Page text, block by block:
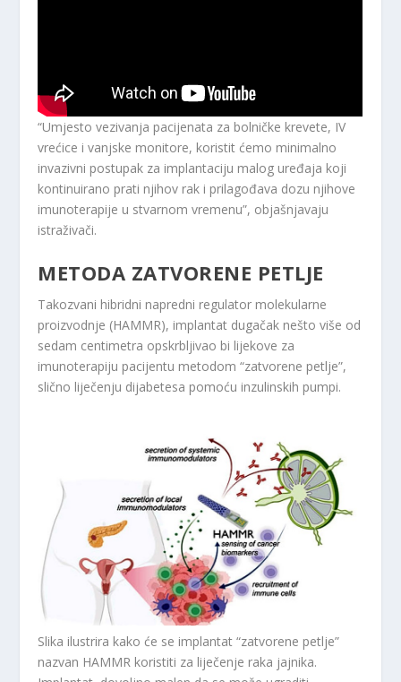
“Umjesto vezivanja pacijenata za bolničke krevete, IV
vrećice i vanjske monitore, koristit ćemo minimalno
invazivni postupak za implantaciju malog uređaja koji
kontinuirano prati njihov rak i prilagođava dozu njihove
imunoterapije u stvarnom vremenu”, objašnjavaju
istraživači.
METODA ZATVORENE PETLJE
Takozvani hibridni napredni regulator molekularne
proizvodnje (HAMMR), implantat dugačak nešto više od
sedam centimetra opskrbljivao bi lijekove za
imunoterapiju pacijentu metodom “zatvorene petlje”,
slično liječenju dijabetesa pomoću inzulinskih pumpi.
Slika ilustrira kako će se implantat “zatvorene petlje”
nazvan HAMMR koristiti za liječenje raka jajnika.